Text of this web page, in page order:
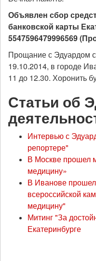
Объявлен сбор
банковской карты
5547596479996569
Прощание с Эдуардом
19.10.2014, в городе
11 до 12.30. Хоронить
Статьи об
Интервью с
репортере"
В Москве прошел
медицину»
В Иванове
всероссийской
медицину"
Митинг "За
Екатеринбурге